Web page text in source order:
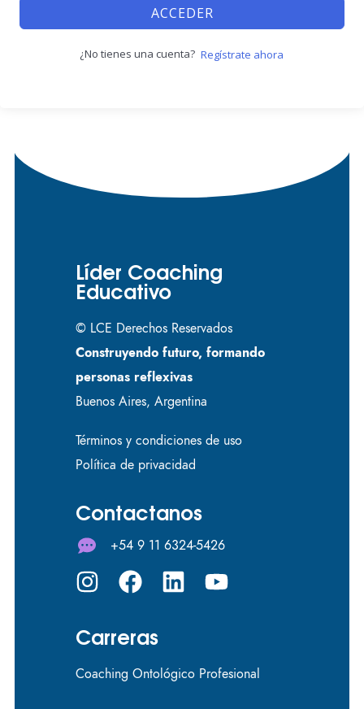
ACCEDER
¿No tienes una cuenta? Regístrate ahora
Líder Coaching
Educativo
© LCE Derechos Reservados
Construyendo futuro, formando
personas reflexivas
Buenos Aires, Argentina
Términos y condiciones de uso
Política de privacidad
Contactanos
+54 9 11 6324-5426
Carreras
Coaching Ontológico Profesional